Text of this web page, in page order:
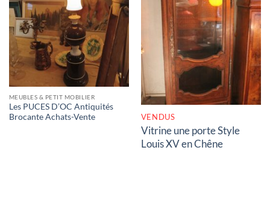
MEUBLES & PETIT MOBILIER
Les PUCES D’OC Antiquités
Brocante Achats-Vente
RUPTURE DE STOCK
VENDUS
Vitrine une porte Style
Louis XV en Chêne